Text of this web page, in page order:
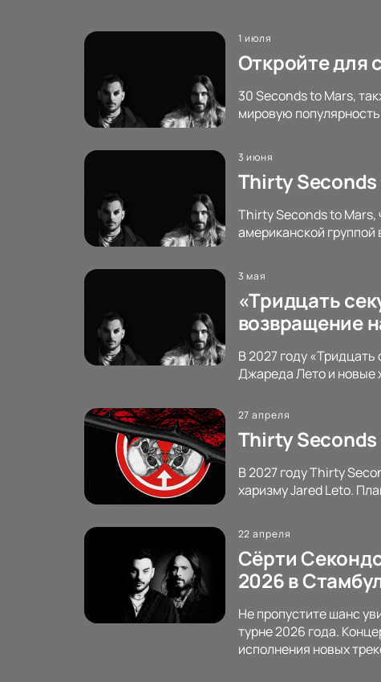
1 июля
Откройте для
30 Seconds to Mars,
мировую
3 июня
Thirty Seconds
Thirty Seconds to Mars,
американской группой
3 мая
«Тридцать
возвращение
В 2027 году
Джареда Лето и новые
27 апреля
Thirty
В 2027 году Thirty
харизму Jared Leto.
22 апреля
Сёрти
2026 в
Не пропустите шанс
турне 2026 года.
исполнения новых